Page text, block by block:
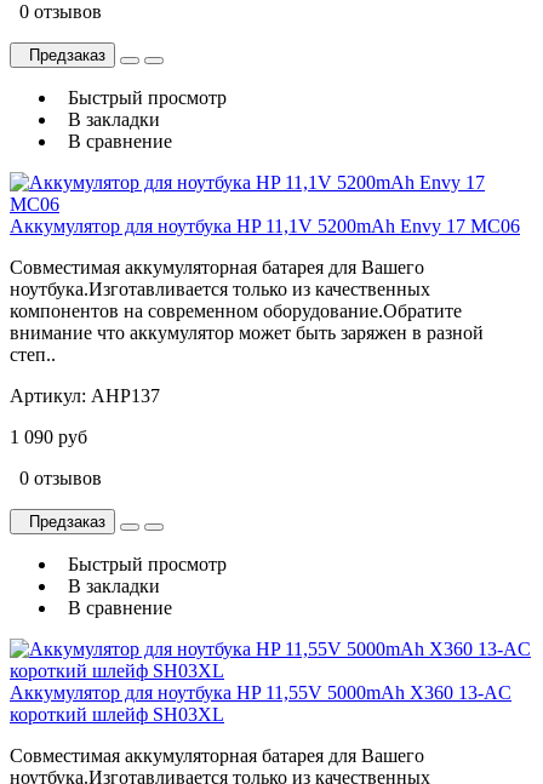
0 отзывов
Предзаказ
Быстрый просмотр
В закладки
В сравнение
Аккумулятор для ноутбука HP 11,1V 5200mAh Envy 17 MC06
Совместимая аккумуляторная батарея для Вашего
ноутбука.Изготавливается только из качественных
компонентов на современном оборудование.Обратите
внимание что аккумулятор может быть заряжен в разной
степ..
Артикул: AHP137
1 090 руб
0 отзывов
Предзаказ
Быстрый просмотр
В закладки
В сравнение
Аккумулятор для ноутбука HP 11,55V 5000mAh X360 13-AC
короткий шлейф SH03XL
Совместимая аккумуляторная батарея для Вашего
ноутбука.Изготавливается только из качественных